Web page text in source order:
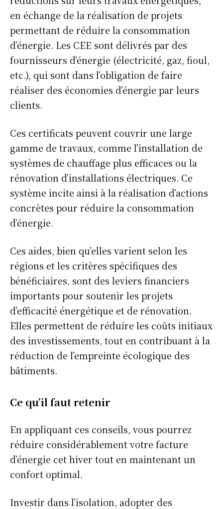
en échange de la réalisation de projets
permettant de réduire la consommation
d’énergie. Les CEE sont délivrés par des
fournisseurs d’énergie (électricité, gaz, fioul,
etc.), qui sont dans l’obligation de faire
réaliser des économies d’énergie par leurs
clients.
Ces certificats peuvent couvrir une large
gamme de travaux, comme l’installation de
systèmes de chauffage plus efficaces ou la
rénovation d’installations électriques. Ce
système incite ainsi à la réalisation d’actions
concrètes pour réduire la consommation
d’énergie.
Ces aides, bien qu’elles varient selon les
régions et les critères spécifiques des
bénéficiaires, sont des leviers financiers
importants pour soutenir les projets
d’efficacité énergétique et de rénovation.
Elles permettent de réduire les coûts initiaux
des investissements, tout en contribuant à la
réduction de l’empreinte écologique des
bâtiments.
Ce qu’il faut retenir
En appliquant ces conseils, vous pourrez
réduire considérablement votre facture
d’énergie cet hiver tout en maintenant un
confort optimal.
Investir dans l’isolation, adopter des